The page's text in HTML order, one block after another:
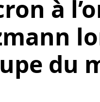
à
du